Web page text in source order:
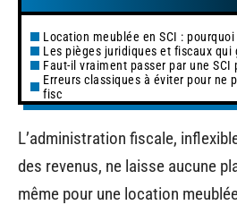
Location meublée en SCI : pourquoi
Les pièges juridiques et fiscaux qui
Faut-il vraiment passer par une
Erreurs classiques à éviter pour ne
fisc
L’administration fiscale,
des revenus, ne laisse aucune
même pour une location